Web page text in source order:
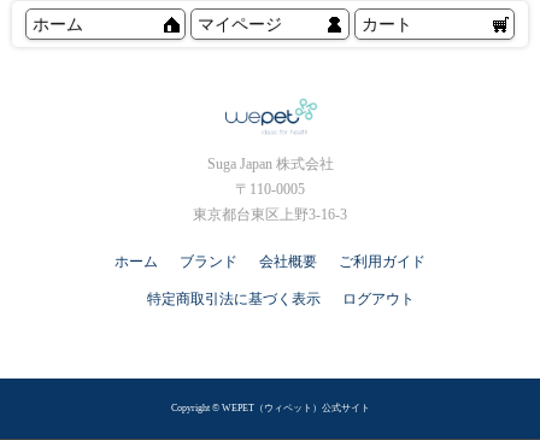
ホーム マイページ カート
Suga Japan 株式会社
〒110-0005
東京都台東区上野3-16-3
ホーム ブランド 会社概要 ご利用ガイド
特定商取引法に基づく表示 ログアウト
Copyright © WEPET（ウィペット）公式サイト